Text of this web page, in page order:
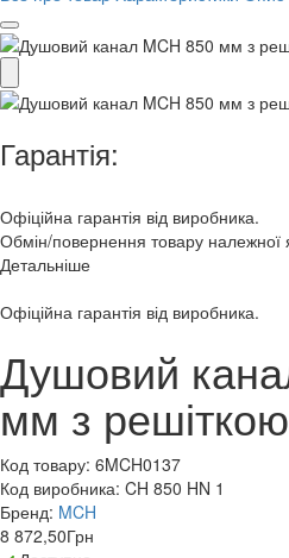
Гарантія:
Офіційна гарантія від виробника.
Обмін/повернення товару належної
Детальніше
Офіційна гарантія від виробника.
Душовий
мм з
Код товару: 6MCH0137
Код виробника: CH 850 HN 1
Бренд: MCH
8 872,50Грн